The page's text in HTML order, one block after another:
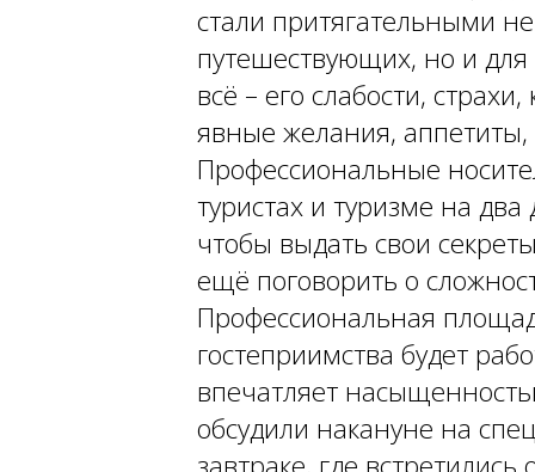
стали притягательными
путешествующих, но и для
всё – его слабости,
явные желания, аппетиты,
Профессиональные
туристах и туризме на
чтобы выдать свои
ещё поговорить о
Профессиональная
гостеприимства будет
впечатляет
обсудили накануне на